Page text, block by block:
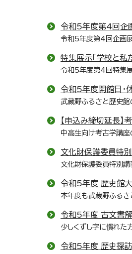
令和5年度第4回企
令和5年度第4回企画
特集展示「学校と私
令和5年度第4回特集展
令和5年度開館日・
武蔵野ふるさと歴史館
【申込み締切延長】
中高生向け考古学講座
文化財保護委員特別
文化財保護委員特別講
令和5年度 歴史館
本年度も武蔵野ふるさ
令和5年度 古文書
少しくずし字に慣れた
令和5年度 歴史探訪